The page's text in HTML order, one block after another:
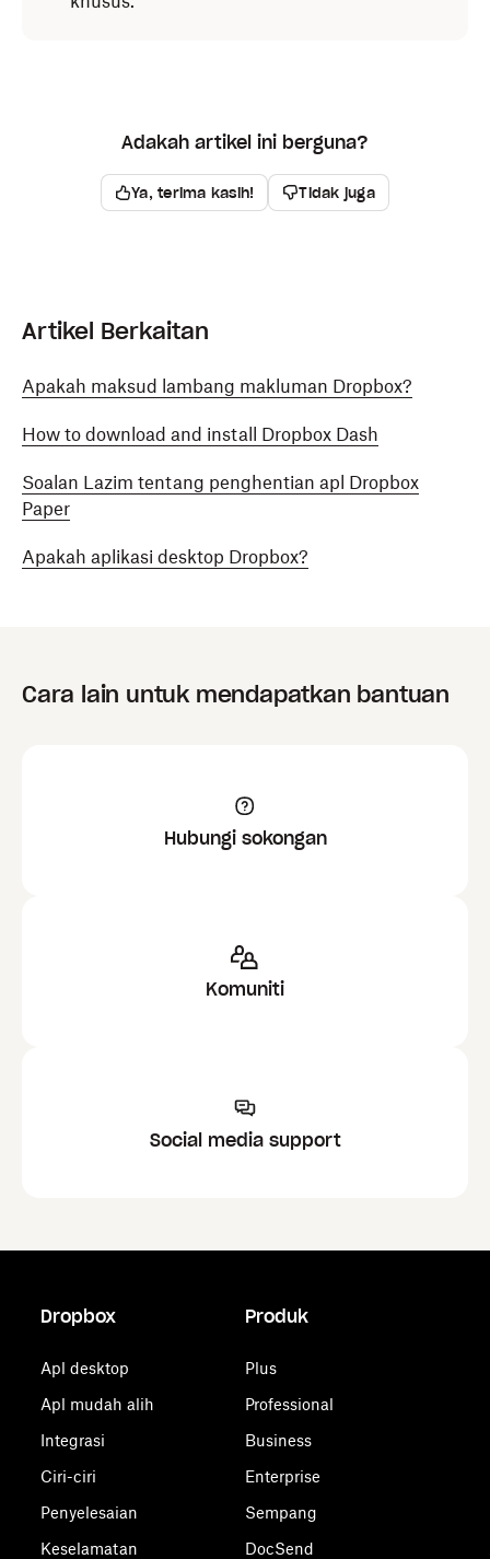
Eksport, kemudian pilih aplikasi yang anda ingin
gunakan.
Adakah artikel ini berguna?
Ya, terima kasih! Tidak juga
Artikel Berkaitan
Apakah maksud lambang makluman Dropbox?
How to download and install Dropbox Dash
Soalan Lazim tentang penghentian apl Dropbox
Paper
Apakah aplikasi desktop Dropbox?
Cara lain untuk mendapatkan bantuan
Hubungi sokongan
Komuniti
Social media support
Dropbox
Apl desktop
Apl mudah alih
Integrasi
Ciri-ciri
Penyelesaian
Keselamatan
Produk
Plus
Professional
Business
Enterprise
Sempang
DocSend